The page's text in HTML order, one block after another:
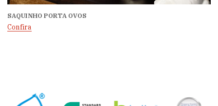
SAQUINHO PORTA OVOS
Confira